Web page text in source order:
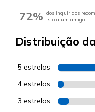
72% dos inquiridos
isto a um amigo.
Distribuição
5 estrelas
4 estrelas
3 estrelas